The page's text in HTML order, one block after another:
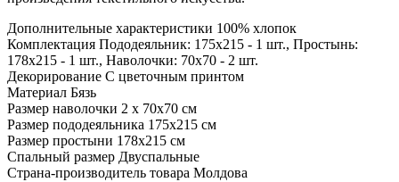
Дополнительные характеристики 100% хлопок
Комплектация Пододеяльник: 175х215 - 1 шт., Простынь:
178х215 - 1 шт., Наволочки: 70х70 - 2 шт.
Декорирование С цветочным принтом
Материал Бязь
Размер наволочки 2 х 70х70 см
Размер пододеяльника 175х215 см
Размер простыни 178х215 см
Спальный размер Двуспальные
Страна-производитель товара Молдова